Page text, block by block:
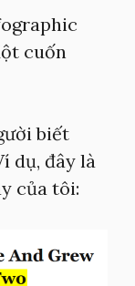
cuốn
biết
dụ, đây là
của tôi: